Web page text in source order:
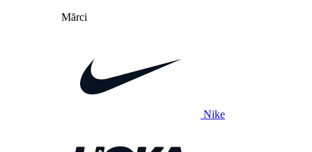
Mărci
Nike